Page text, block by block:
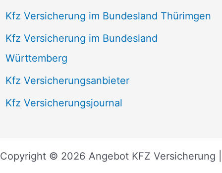
Kfz Versicherung im Bundesland Thürimgen
Kfz Versicherung im Bundesland
Württemberg
Kfz Versicherungsanbieter
Kfz Versicherungsjournal
Copyright © 2026 Angebot KFZ Versicherung |